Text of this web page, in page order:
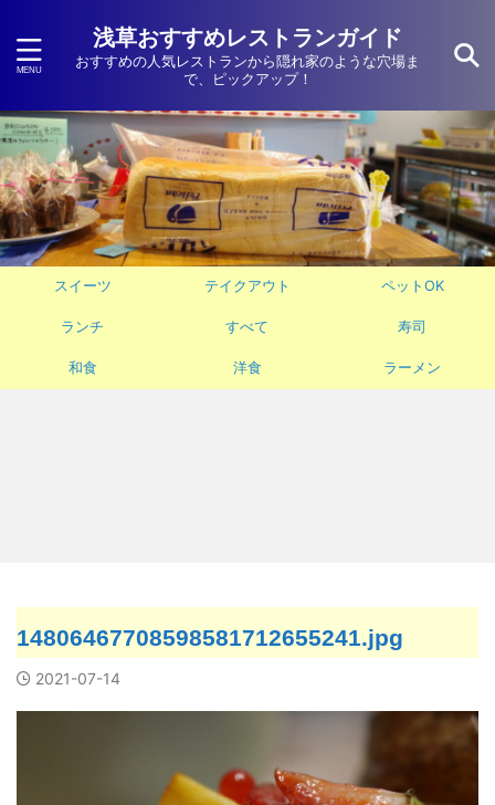
浅草おすすめレストランガイド
おすすめの人気レストランから隠れ家のような穴場ま
で、ピックアップ！
スイーツ テイクアウト ペットOK
ランチ すべて 寿司
和食 洋食 ラーメン
14806467708598581712655241.jpg
2021-07-14